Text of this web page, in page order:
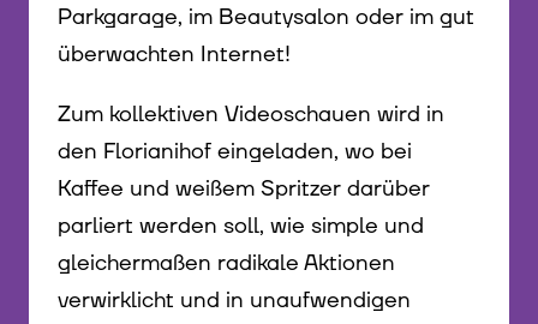
Parkgarage, im Beautysalon oder im gut
überwachten Internet!
Zum kollektiven Videoschauen wird in
den Florianihof eingeladen, wo bei
Kaffee und weißem Spritzer darüber
parliert werden soll, wie simple und
gleichermaßen radikale Aktionen
verwirklicht und in unaufwendigen